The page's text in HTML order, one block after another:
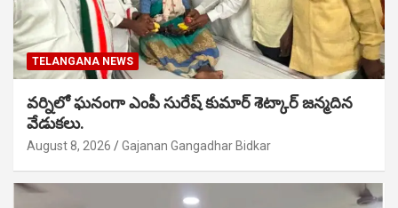
TELANGANA NEWS
వర్నిలో ఘనంగా ఎంపీ సురేష్ కుమార్ శెట్కార్ జన్మదిన
వేడుకలు.
August 8, 2026 Gajanan Gangadhar Bidkar